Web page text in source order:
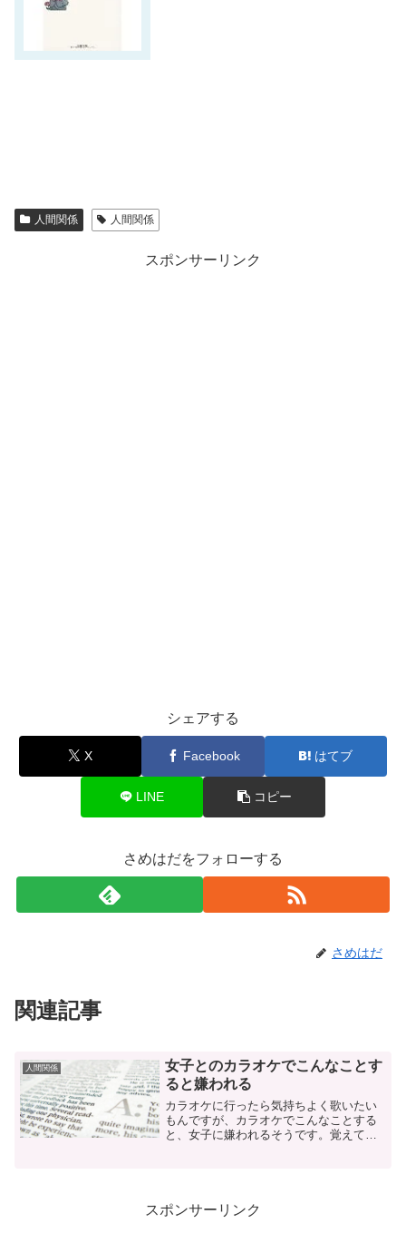
人間関係 人間関係
スポンサーリンク
シェアする
X Facebook はてブ
LINE コピー
さめはだをフォローする
さめはだ
関連記事
人間関係
女子とのカラオケでこんなことす
ると嫌われる
カラオケに行ったら気持ちよく歌いたい
もんですが、カラオケでこんなことする
と、女子に嫌われるそうです。覚えてお
スポンサーリンク